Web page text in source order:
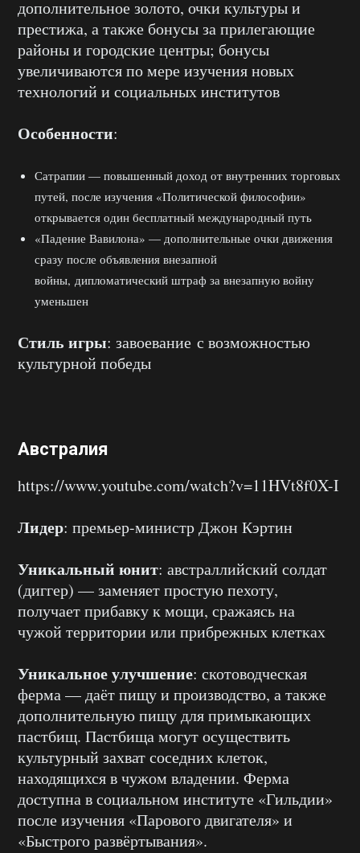
дополнительное золото, очки культуры и
престижа, а также бонусы за прилегающие
районы и городские центры; бонусы
увеличиваются по мере изучения новых
технологий и социальных институтов
Особенности:
Сатрапии — повышенный доход от внутренних торговых
путей, после изучения «Политической философии»
открывается один бесплатный международный путь
«Падение Вавилона» — дополнительные очки движения
сразу после объявления внезапной
войны, дипломатический штраф за внезапную войну
уменьшен
Стиль игры: завоевание с возможностью
культурной победы
Австралия
https://www.youtube.com/watch?v=11HVt8f0X-I
Лидер: премьер-министр Джон Кэртин
Уникальный юнит: австраллийский солдат
(диггер) — заменяет простую пехоту,
получает прибавку к мощи, сражаясь на
чужой территории или прибрежных клетках
Уникальное улучшение: скотоводческая
ферма — даёт пищу и производство, а также
дополнительную пищу для примыкающих
пастбищ. Пастбища могут осуществить
культурный захват соседних клеток,
находящихся в чужом владении. Ферма
доступна в социальном институте «Гильдии»
после изучения «Парового двигателя» и
«Быстрого развёртывания».